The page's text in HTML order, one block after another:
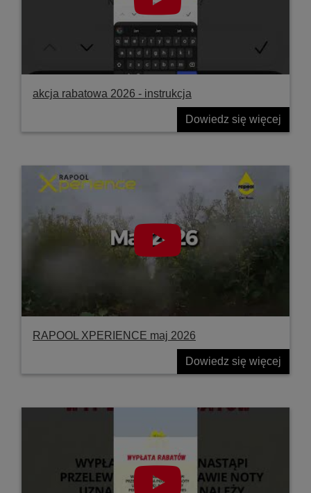
akcja rabatowa 2026 - instrukcja
Dowiedz się więcej
RAPOOL XPERIENCE maj 2026
Dowiedz się więcej